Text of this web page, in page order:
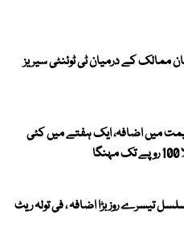
کے میزبان ممالک کے درمیان ٹی ٹوئنٹی سیریز
میں اضافہ، ایک ہفتے میں کئی
تیسرے روز بڑا اضافہ ، فی تولہ ریٹ